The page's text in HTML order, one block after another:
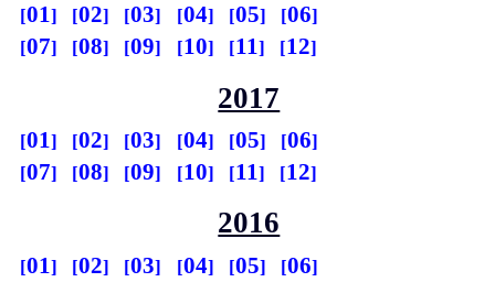
01 02 03 04 05
06
07
08 09 10 11 12
2017
01 02 03 04 05
06
07
08 09 10 11 12
2016
01 02 03 04 05
06